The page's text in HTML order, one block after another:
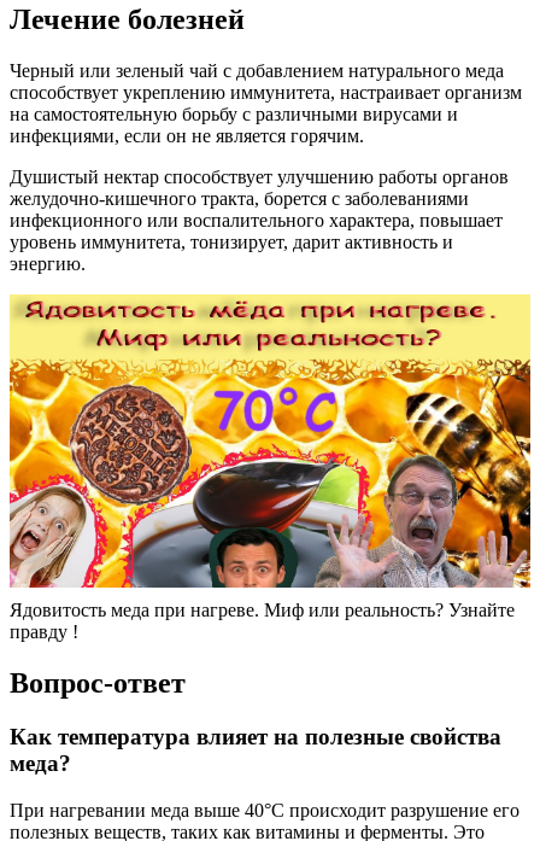
Лечение болезней
Черный или зеленый чай с добавлением натурального меда
способствует укреплению иммунитета, настраивает организм
на самостоятельную борьбу с различными вирусами и
инфекциями, если он не является горячим.
Душистый нектар способствует улучшению работы органов
желудочно-кишечного тракта, борется с заболеваниями
инфекционного или воспалительного характера, повышает
уровень иммунитета, тонизирует, дарит активность и
энергию.
Ядовитость меда при нагреве. Миф или реальность? Узнайте
правду !
Вопрос-ответ
Как температура влияет на полезные свойства
меда?
При нагревании меда выше 40°C происходит разрушение его
полезных веществ, таких как витамины и ферменты. Это